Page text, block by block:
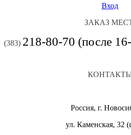
Вход
ЗАКАЗ
(383) 218-80-70 (после
Россия, г.
ул. Каменская, 32